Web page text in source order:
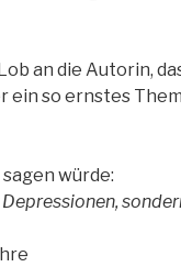
an die Autorin,
ein so ernstes
würde: